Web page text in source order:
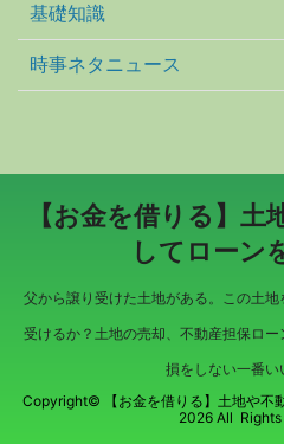
基礎知識
時事ネタニュース
【お金を借りる】土
してローン
父から譲り受けた土地がある。この土
受けるか？土地の売却、不動産担保ロー
損をしない一番い
Copyright© 【お金を借りる】土地や不
2026 All Rights